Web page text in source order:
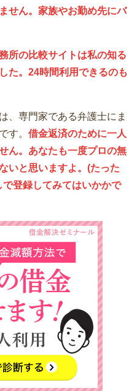
せん。家族やお勤め先にバ
所の比較サイトは私の知る
た。24時間利用できるのも
、専門家である弁護士にま
す。 借金返済のために一人
ん。あなたも一度プロの無
いと思いますよ。(たった
登録してみてはいかかで